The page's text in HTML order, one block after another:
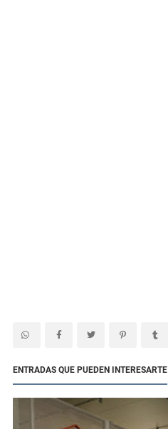
ENTRADAS QUE PUEDEN INTERESARTE